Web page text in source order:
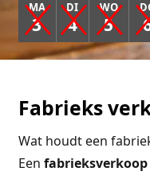
MA
3
DI
4
WO
5
Fabrieks
Wat houdt een
Een